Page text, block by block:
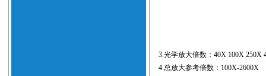
3.光学放大倍数：40X 100X 250X
4.总放大参考倍数：100X-2600X